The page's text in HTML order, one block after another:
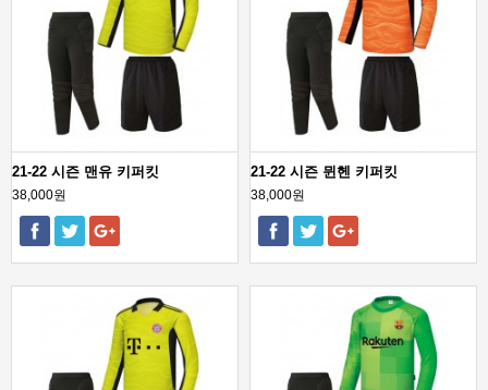
21-22 시즌 맨유 키퍼킷
38,000원
21-22 시즌 뮌헨 키퍼킷
38,000원